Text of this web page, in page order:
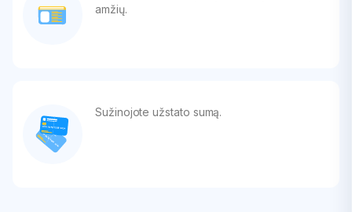
amžių.
Sužinojote užstato sumą.